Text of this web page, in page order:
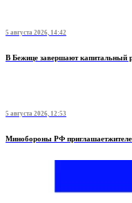
5 августа 2026, 14:42
В Бежице завершают капитальный
5 августа 2026, 12:53
Минобoроны РФ